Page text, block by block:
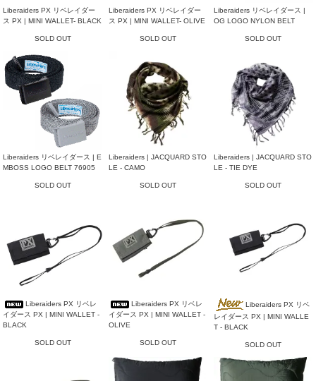
Liberaiders PX リベレイダー
ス PX | MINI WALLET- BLACK
SOLD OUT
Liberaiders PX リベレイダー
ス PX | MINI WALLET- OLIVE
SOLD OUT
Liberaiders リベレイダース |
OG LOGO NYLON BELT
SOLD OUT
Liberaiders リベレイダース | E
MBOSS LOGO BELT 76905
SOLD OUT
Liberaiders | JACQUARD STO
LE - CAMO
SOLD OUT
Liberaiders | JACQUARD STO
LE - TIE DYE
SOLD OUT
Liberaiders PX リベレ
イダース PX | MINI WALLET -
BLACK
SOLD OUT
Liberaiders PX リベレ
イダース PX | MINI WALLET -
OLIVE
SOLD OUT
Liberaiders PX リベ
レイダース PX | MINI WALLE
T - BLACK
SOLD OUT